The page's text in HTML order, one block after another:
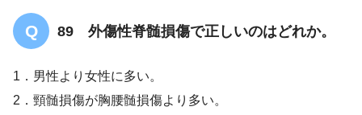
89 外傷性脊髄損傷で正しいのはどれか。
1．男性より女性に多い。
2．頸髄損傷が胸腰髄損傷より多い。